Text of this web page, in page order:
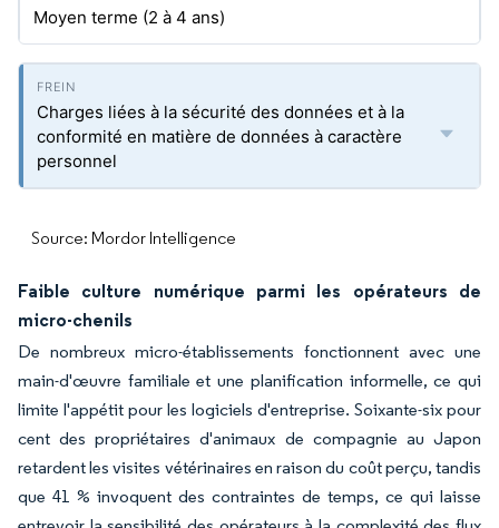
Moyen terme (2 à 4 ans)
Charges liées à la sécurité des données et à la
conformité en matière de données à caractère
personnel
Source: Mordor Intelligence
Faible culture numérique parmi les opérateurs de
micro-chenils
De nombreux micro-établissements fonctionnent avec une
main-d'œuvre familiale et une planification informelle, ce qui
limite l'appétit pour les logiciels d'entreprise. Soixante-six pour
cent des propriétaires d'animaux de compagnie au Japon
retardent les visites vétérinaires en raison du coût perçu, tandis
que 41 % invoquent des contraintes de temps, ce qui laisse